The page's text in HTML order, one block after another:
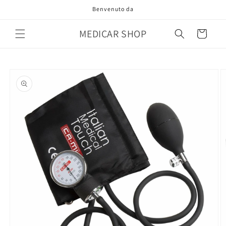
Benvenuto da
MEDICAR SHOP Carrello
informazioni
sul prodotto